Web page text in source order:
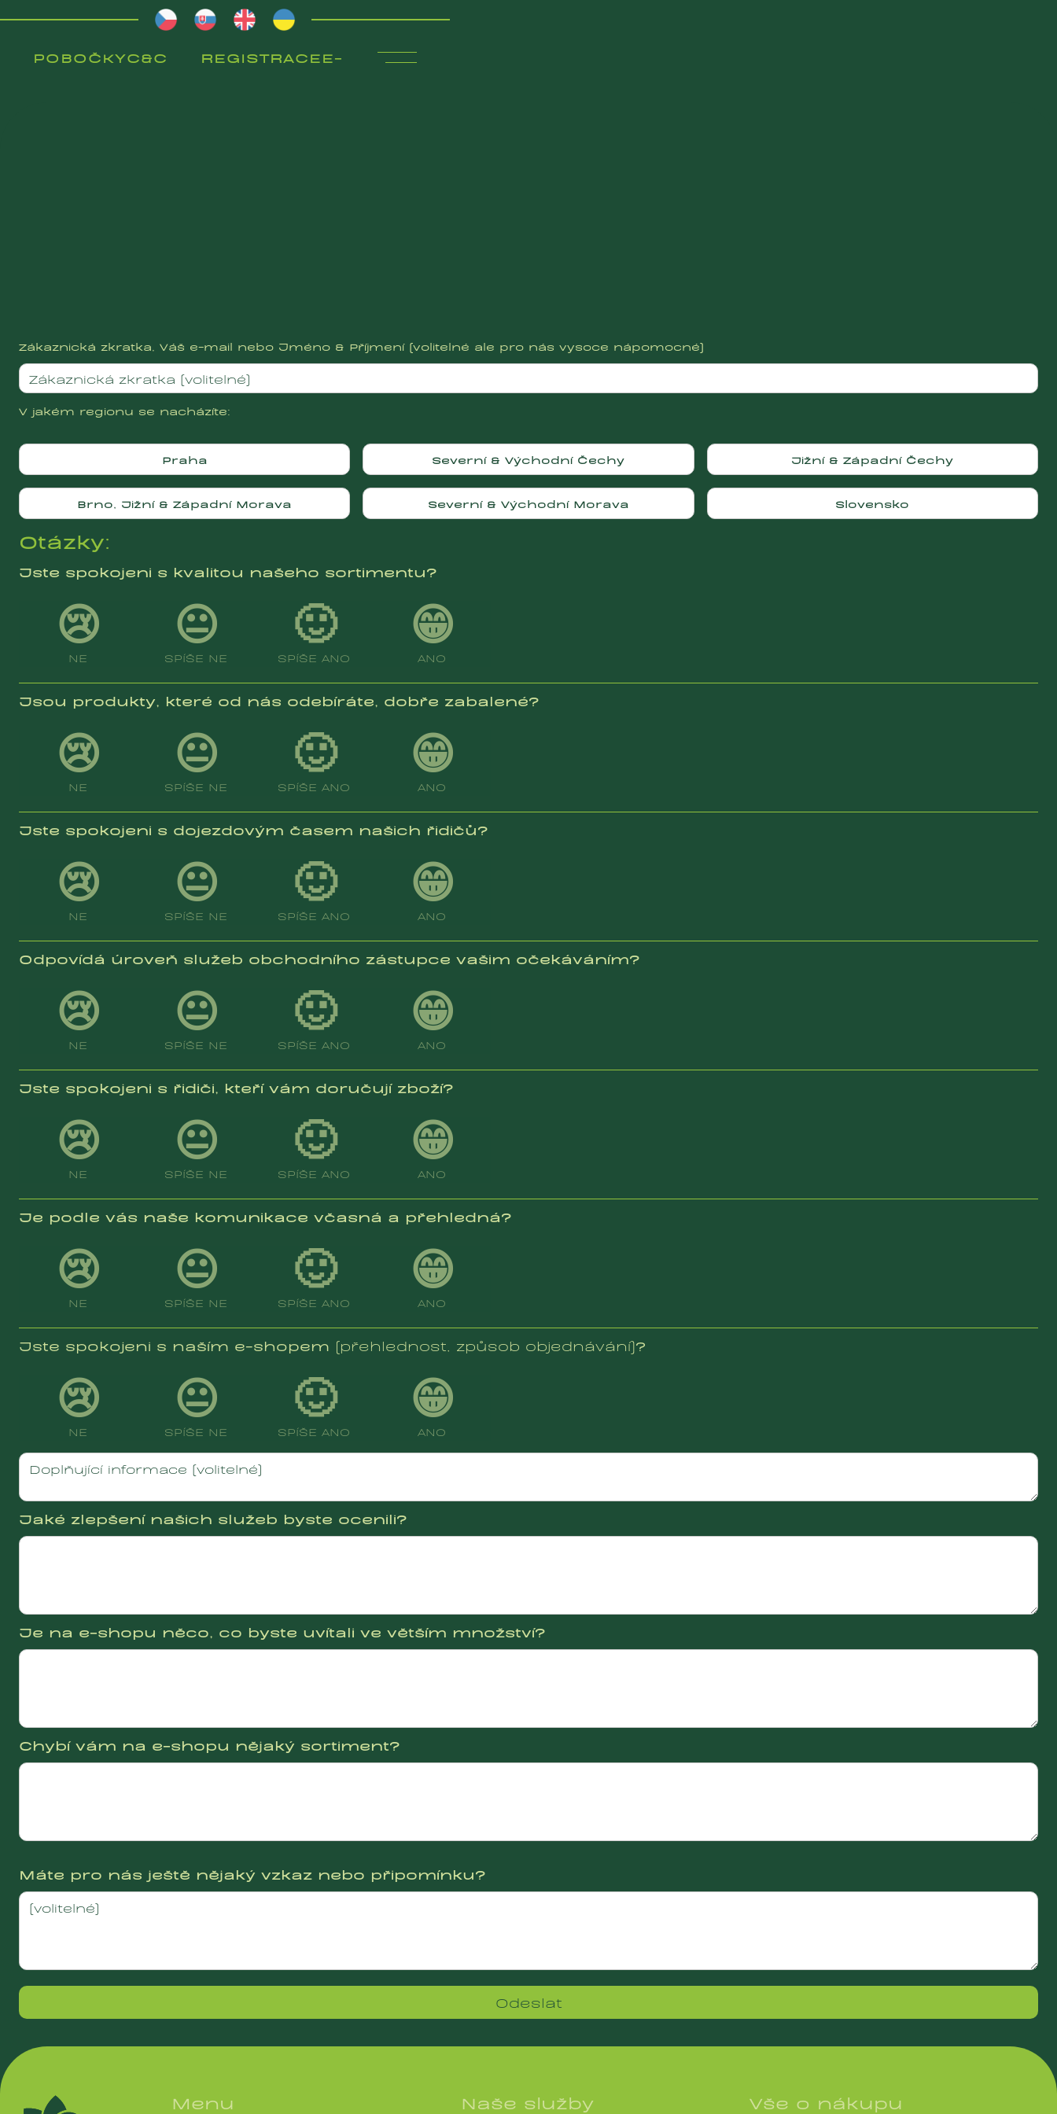
POBOČKYC&C REGISTRACEE-
Zákaznická zkratka, Váš e-mail nebo Jméno & Příjmení (volitelné ale pro nás vysoce nápomocné)
V jakém regionu se nacházíte:
Praha Severní & Východní Čechy Jižní & Západní Čechy
Brno, Jižní & Západní Morava Severní & Východní Morava Slovensko
Otázky:
Jste spokojeni s kvalitou našeho sortimentu?
😢
NE
😐
SPÍŠE NE
🙂
SPÍŠE ANO
😁
ANO
Jsou produkty, které od nás odebíráte, dobře zabalené?
😢
NE
😐
SPÍŠE NE
🙂
SPÍŠE ANO
😁
ANO
Jste spokojeni s dojezdovým časem našich řidičů?
😢
NE
😐
SPÍŠE NE
🙂
SPÍŠE ANO
😁
ANO
Odpovídá úroveň služeb obchodního zástupce vašim očekáváním?
😢
NE
😐
SPÍŠE NE
🙂
SPÍŠE ANO
😁
ANO
Jste spokojeni s řidiči, kteří vám doručují zboží?
😢
NE
😐
SPÍŠE NE
🙂
SPÍŠE ANO
😁
ANO
Je podle vás naše komunikace včasná a přehledná?
😢
NE
😐
SPÍŠE NE
🙂
SPÍŠE ANO
😁
ANO
Jste spokojeni s naším e-shopem (přehlednost, způsob objednávání)?
😢
NE
😐
SPÍŠE NE
🙂
SPÍŠE ANO
😁
ANO
Jaké zlepšení našich služeb byste ocenili?
Je na e-shopu něco, co byste uvítali ve větším množství?
Chybí vám na e-shopu nějaký sortiment?
Máte pro nás ještě nějaký vzkaz nebo připomínku?
Menu Naše služby Vše o nákupu